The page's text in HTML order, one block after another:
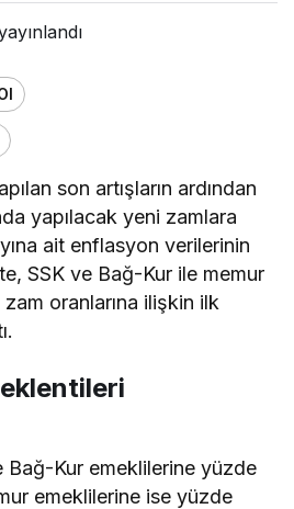
son artışların ardından
yapılacak yeni zamlara
ait enflasyon verilerinin
SSK ve Bağ-Kur ile memur
oranlarına ilişkin ilk
Bağ-Kur emeklilerine yüzde
emeklilerine ise yüzde